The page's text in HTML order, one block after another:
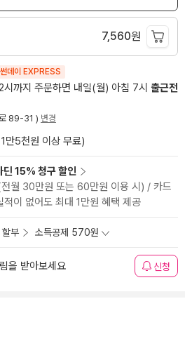
7,560원
썬데이 EXPRESS
까지 주문하면 내일(월) 아침 7시 출근전
89-31 ) 변경
만5천원 이상 무료)
딘 15% 청구 할인
월 30만원 또는 60만원 이용 시) / 카드
이 없어도 최대 1만원 혜택 제공
할부 소득공제 570원
을 받아보세요 신청